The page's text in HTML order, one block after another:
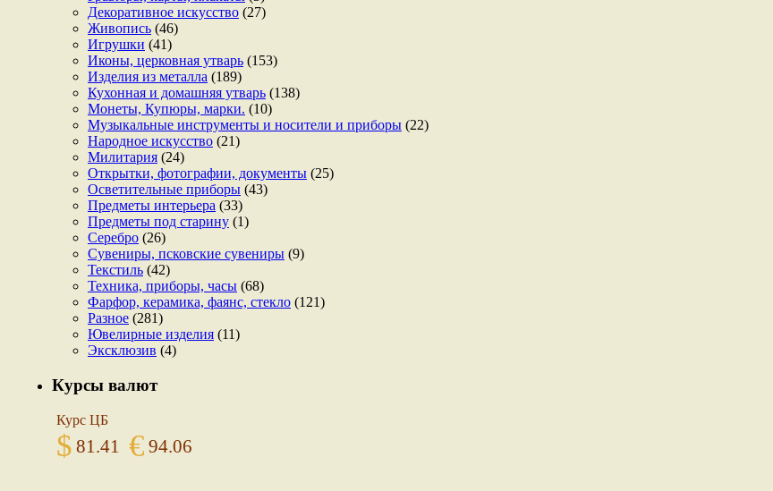
Декоративное искусство (27)
Живопись (46)
Игрушки (41)
Иконы, церковная утварь (153)
Изделия из металла (189)
Кухонная и домашняя утварь (138)
Монеты, Купюры, марки. (10)
Музыкальные инструменты и носители и приборы (22)
Народное искусство (21)
Милитария (24)
Открытки, фотографии, документы (25)
Осветительные приборы (43)
Предметы интерьера (33)
Предметы под старину (1)
Серебро (26)
Сувениры, псковские сувениры (9)
Текстиль (42)
Техника, приборы, часы (68)
Фарфор, керамика, фаянс, стекло (121)
Разное (281)
Ювелирные изделия (11)
Эксклюзив (4)
Курсы валют
Курс ЦБ
$ 81.41 € 94.06